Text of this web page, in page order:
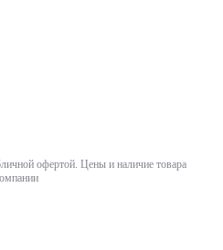
офертой. Цены и наличие товара